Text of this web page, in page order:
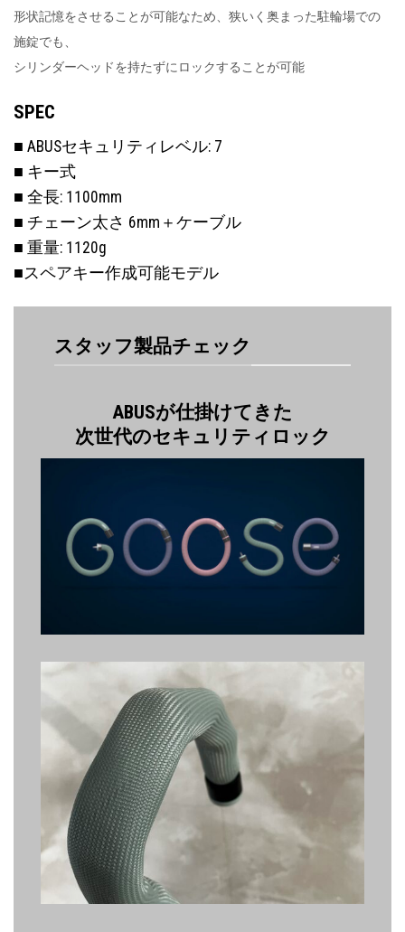
形状記憶をさせることが可能なため、狭いく奥まった駐輪場での
施錠でも、
シリンダーヘッドを持たずにロックすることが可能
SPEC
■ ABUSセキュリティレベル: 7
■ キー式
■ 全長: 1100mm
■ チェーン太さ 6mm＋ケーブル
■ 重量: 1120g
■スペアキー作成可能モデル
スタッフ製品チェック
ABUSが仕掛けてきた
次世代のセキュリティロック